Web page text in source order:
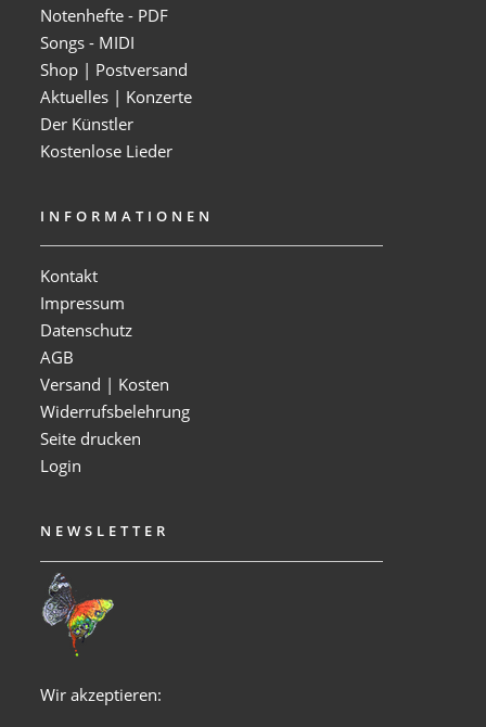
Notenhefte - PDF
Songs - MIDI
Shop | Postversand
Aktuelles | Konzerte
Der Künstler
Kostenlose Lieder
INFORMATIONEN
Kontakt
Impressum
Datenschutz
AGB
Versand | Kosten
Widerrufsbelehrung
Seite drucken
Login
NEWSLETTER
Wir akzeptieren: